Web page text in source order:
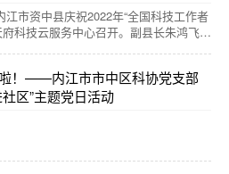
江市资中县庆祝2022年“全国科技工作者
府科技云服务中心召开。副县长朱鸿飞出
长”代表、优秀科技工作者代表近30人
表扬了凌昌远等五名科协系统优秀科
县政府副县...
！——内江市市中区科协党支部
区”主题党日活动